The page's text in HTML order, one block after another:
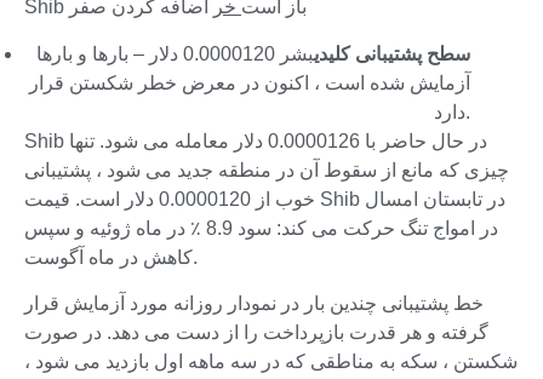
Shib باز است خر اضافه کردن صفر
سطح پشتیبانی کلیدی
بشر 0.0000120 دلار – بارها و بارها
آزمایش شده است ، اکنون در معرض خطر شکستن قرار
دارد.
Shib در حال حاضر با 0.0000126 دلار معامله می شود. تنها
چیزی که مانع از سقوط آن در منطقه جدید می شود ، پشتیبانی
خوب از 0.0000120 دلار است. قیمت Shib در تابستان امسال
در امواج تنگ حرکت می کند: سود 8.9 ٪ در ماه ژوئیه و سپس
کاهش در ماه آگوست.
خط پشتیبانی چندین بار در نمودار روزانه مورد آزمایش قرار
گرفته و هر قدرت بازپرداخت را از دست می دهد. در صورت
شکستن ، سکه به مناطقی که در سه ماهه اول بازدید می شود ،